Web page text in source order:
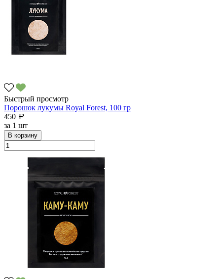
Быстрый просмотр
Порошок лукумы Royal Forest, 100 гр
450 a
за 1 шт
В корзину